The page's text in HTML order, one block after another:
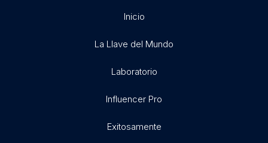
Inicio
La Llave del Mundo
Laboratorio
Influencer Pro
Exitosamente